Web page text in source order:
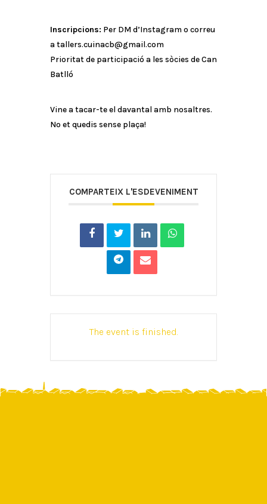
Inscripcions: Per DM d’Instagram o correu
a tallers.cuinacb@gmail.com
Prioritat de participació a les sòcies de Can
Batlló
Vine a tacar-te el davantal amb nosaltres.
No et quedis sense plaça!
COMPARTEIX L'ESDEVENIMENT
The event is finished.